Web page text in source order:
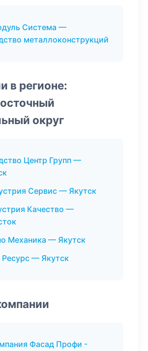
Система —
металлоконструкций
в регионе:
округ
Центр Групп —
Сервис — Якутск
Качество —
Механика — Якутск
Ресурс — Якутск
Фасад Профи -